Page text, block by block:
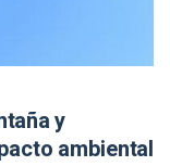
y
ambiental